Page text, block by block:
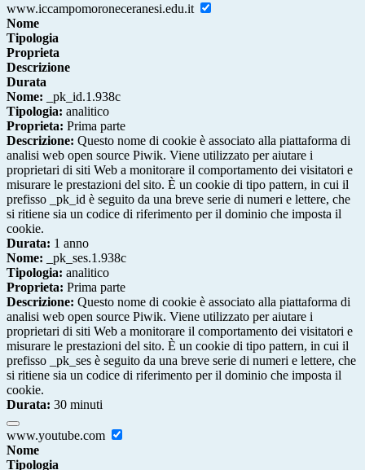
www.iccampomoroneceranesi.edu.it
Nome
Tipologia
Proprieta
Descrizione
Durata
Nome: _pk_id.1.938c
Tipologia: analitico
Proprieta: Prima parte
Descrizione: Questo nome di cookie è associato alla piattaforma di
analisi web open source Piwik. Viene utilizzato per aiutare i
proprietari di siti Web a monitorare il comportamento dei visitatori e
misurare le prestazioni del sito. È un cookie di tipo pattern, in cui il
prefisso _pk_id è seguito da una breve serie di numeri e lettere, che
si ritiene sia un codice di riferimento per il dominio che imposta il
cookie.
Durata: 1 anno
Nome: _pk_ses.1.938c
Tipologia: analitico
Proprieta: Prima parte
Descrizione: Questo nome di cookie è associato alla piattaforma di
analisi web open source Piwik. Viene utilizzato per aiutare i
proprietari di siti Web a monitorare il comportamento dei visitatori e
misurare le prestazioni del sito. È un cookie di tipo pattern, in cui il
prefisso _pk_ses è seguito da una breve serie di numeri e lettere, che
si ritiene sia un codice di riferimento per il dominio che imposta il
cookie.
Durata: 30 minuti
www.youtube.com
Nome
Tipologia